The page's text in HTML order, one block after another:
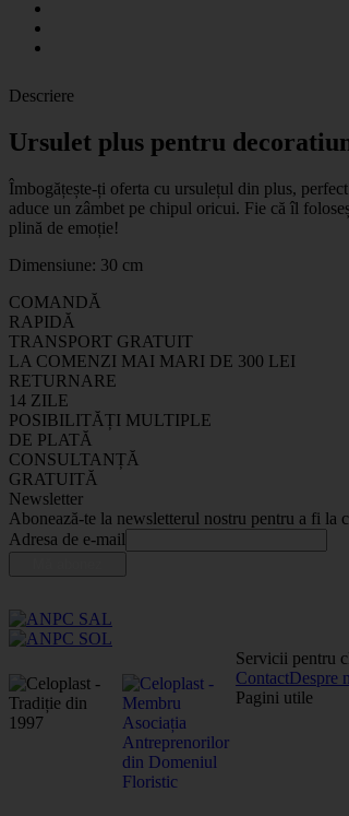
Descriere
Ursulet plus pentru
Îmbogățește-ți oferta cu ursulețul din plus,
aduce un zâmbet pe chipul oricui. Fie că îl
plină de emoție!
Dimensiune: 30 cm
COMANDĂ
RAPIDĂ
TRANSPORT GRATUIT
LA COMENZI MAI MARI DE 300 LEI
RETURNARE
14 ZILE
POSIBILITĂȚI MULTIPLE
DE PLATĂ
CONSULTANȚĂ
GRATUITĂ
Newsletter
Abonează-te la newsletterul nostru pentru a fi la
Adresa de e-mail
Servicii pentru
ContactDespre
Pagini utile